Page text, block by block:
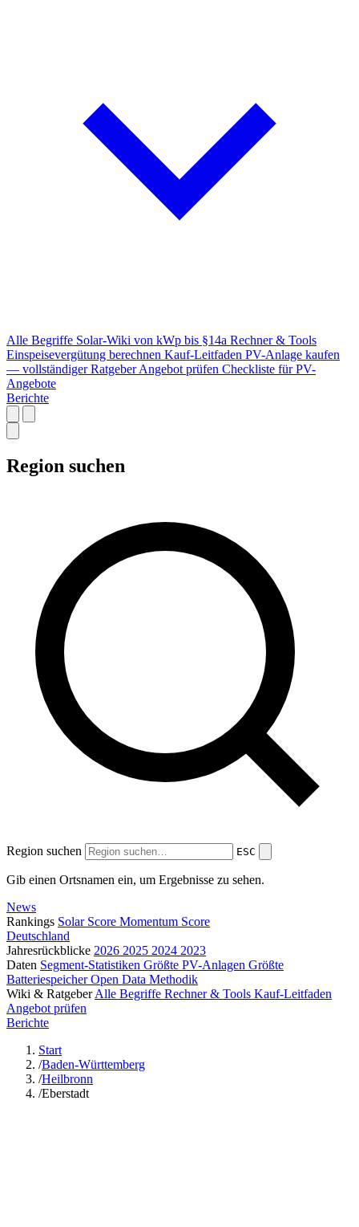
Alle Begriffe Solar-Wiki von kWp bis §14a Rechner & Tools
Einspeisevergütung berechnen Kauf-Leitfaden PV-Anlage kaufen
— vollständiger Ratgeber Angebot prüfen Checkliste für PV-
Angebote
Berichte
Region suchen
Region suchen ESC
Gib einen Ortsnamen ein, um Ergebnisse zu sehen.
News
Rankings Solar Score Momentum Score
Deutschland
Jahresrückblicke 2026 2025 2024 2023
Daten Segment-Statistiken Größte PV-Anlagen Größte
BatteriespeicherOpen Data Methodik
Wiki & Ratgeber Alle Begriffe Rechner & Tools Kauf-Leitfaden
Angebot prüfen
Berichte
Start
/Baden-Württemberg
/Heilbronn
/Eberstadt